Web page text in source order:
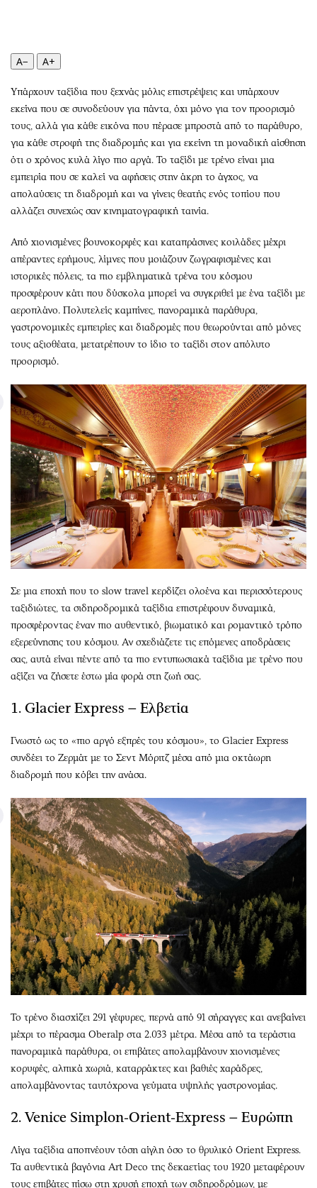
Μουσική
Εικαστικά
Βιβλίο
Χειρόγραφα
Προσφορές
Προσωπικότητες στην ''Κ''
Επιστολές
A− A+
Υπάρχουν ταξίδια που ξεχνάς μόλις επιστρέψεις και υπάρχουν
εκείνα που σε συνοδεύουν για πάντα, όχι μόνο για τον προορισμό
τους, αλλά για κάθε εικόνα που πέρασε μπροστά από το παράθυρο,
για κάθε στροφή της διαδρομής και για εκείνη τη μοναδική αίσθηση
ότι ο χρόνος κυλά λίγο πιο αργά. Το ταξίδι με τρένο είναι μια
εμπειρία που σε καλεί να αφήσεις στην άκρη το άγχος, να
απολαύσεις τη διαδρομή και να γίνεις θεατής ενός τοπίου που
αλλάζει συνεχώς σαν κινηματογραφική ταινία.
Από χιονισμένες βουνοκορφές και καταπράσινες κοιλάδες μέχρι
απέραντες ερήμους, λίμνες που μοιάζουν ζωγραφισμένες και
ιστορικές πόλεις, τα πιο εμβληματικά τρένα του κόσμου
προσφέρουν κάτι που δύσκολα μπορεί να συγκριθεί με ένα ταξίδι με
αεροπλάνο. Πολυτελείς καμπίνες, πανοραμικά παράθυρα,
γαστρονομικές εμπειρίες και διαδρομές που θεωρούνται από μόνες
τους αξιοθέατα, μετατρέπουν το ίδιο το ταξίδι στον απόλυτο
προορισμό.
Σε μια εποχή που το slow travel κερδίζει ολοένα και περισσότερους
ταξιδιώτες, τα σιδηροδρομικά ταξίδια επιστρέφουν δυναμικά,
προσφέροντας έναν πιο αυθεντικό, βιωματικό και ρομαντικό τρόπο
εξερεύνησης του κόσμου. Αν σχεδιάζετε τις επόμενες αποδράσεις
σας, αυτά είναι πέντε από τα πιο εντυπωσιακά ταξίδια με τρένο που
αξίζει να ζήσετε έστω μία φορά στη ζωή σας.
1. Glacier Express – Ελβετία
Γνωστό ως το «πιο αργό εξπρές του κόσμου», το Glacier Express
συνδέει το Ζερμάτ με το Σεντ Μόριτζ μέσα από μια οκτάωρη
διαδρομή που κόβει την ανάσα.
Το τρένο διασχίζει 291 γέφυρες, περνά από 91 σήραγγες και ανεβαίνει
μέχρι το πέρασμα Oberalp στα 2.033 μέτρα. Μέσα από τα τεράστια
πανοραμικά παράθυρα, οι επιβάτες απολαμβάνουν χιονισμένες
κορυφές, αλπικά χωριά, καταρράκτες και βαθιές χαράδρες,
απολαμβάνοντας ταυτόχρονα γεύματα υψηλής γαστρονομίας.
2. Venice Simplon-Orient-Express – Ευρώπη
Λίγα ταξίδια αποπνέουν τόση αίγλη όσο το θρυλικό Orient Express.
Τα αυθεντικά βαγόνια Art Deco της δεκαετίας του 1920 μεταφέρουν
τους επιβάτες πίσω στη χρυσή εποχή των σιδηροδρόμων, με